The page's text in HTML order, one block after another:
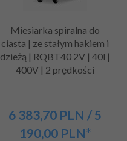
Miesiarka spiralna do
ciasta | ze stałym hakiem i
dzieżą | RQBT40 2V | 40l |
400V | 2 prędkości
6 383,70 PLN / 5
190,00 PLN*